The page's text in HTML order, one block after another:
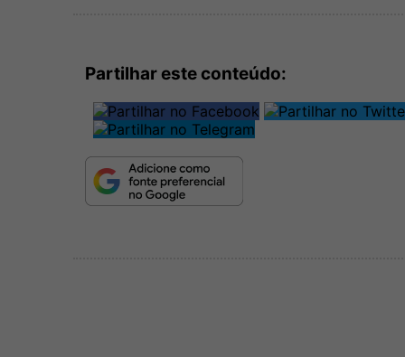
Partilhar este conteúdo: